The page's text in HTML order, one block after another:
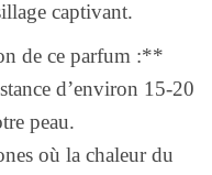
captivant.
de ce parfum :**
d’environ 15-20
peau.
où la chaleur du